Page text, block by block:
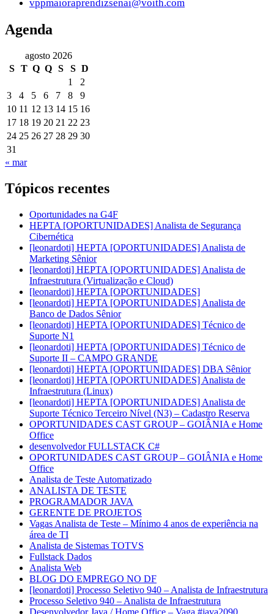
vppmaioraprendizsenai@voith.com
Agenda
agosto 2026
S
T Q Q S S D
1
2
3
4 5 6 7 8
9
10 11 12 13 14 15 16
17 18 19 20 21 22 23
24 25 26 27 28 29 30
31
« mar
Tópicos recentes
Oportunidades na G4F
HEPTA [OPORTUNIDADES] Analista de Segurança
Cibernética
[leonardoti] HEPTA [OPORTUNIDADES] Analista de
Marketing Sênior
[leonardoti] HEPTA [OPORTUNIDADES] Analista de
Infraestrutura (Virtualização e Cloud)
[leonardoti] HEPTA [OPORTUNIDADES]
[leonardoti] HEPTA [OPORTUNIDADES] Analista de
Banco de Dados Sênior
[leonardoti] HEPTA [OPORTUNIDADES] Técnico de
Suporte N1
[leonardoti] HEPTA [OPORTUNIDADES] Técnico de
Suporte II – CAMPO GRANDE
[leonardoti] HEPTA [OPORTUNIDADES] DBA Sênior
[leonardoti] HEPTA [OPORTUNIDADES] Analista de
Infraestrutura (Linux)
[leonardoti] HEPTA [OPORTUNIDADES] Analista de
Suporte Técnico Terceiro Nível (N3) – Cadastro Reserva
OPORTUNIDADES CAST GROUP – GOIÂNIA e Home
Office
desenvolvedor FULLSTACK C#
OPORTUNIDADES CAST GROUP – GOIÂNIA e Home
Office
Analista de Teste Automatizado
ANALISTA DE TESTE
PROGRAMADOR JAVA
GERENTE DE PROJETOS
Vagas Analista de Teste – Mínimo 4 anos de experiência na
área de TI
Analista de Sistemas TOTVS
Fullstack Dados
Analista Web
BLOG DO EMPREGO NO DF
[leonardoti] Processo Seletivo 940 – Analista de Infraestrutura
Processo Seletivo 940 – Analista de Infraestrutura
Desenvolvedor Java / Home Office – Vaga #java2090